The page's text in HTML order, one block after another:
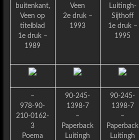
buitenkant,
Veen op
titelblad
1e druk –
1989
Veen
2e druk –
1993
Luitingh-
Sijthoff
1e druk –
1995
–
978-90-
210-0162-
3
Poema
90-245-
1398-7
–
Paperback
Luitingh
90-245-
1398-7
–
Paperback
Luitingh